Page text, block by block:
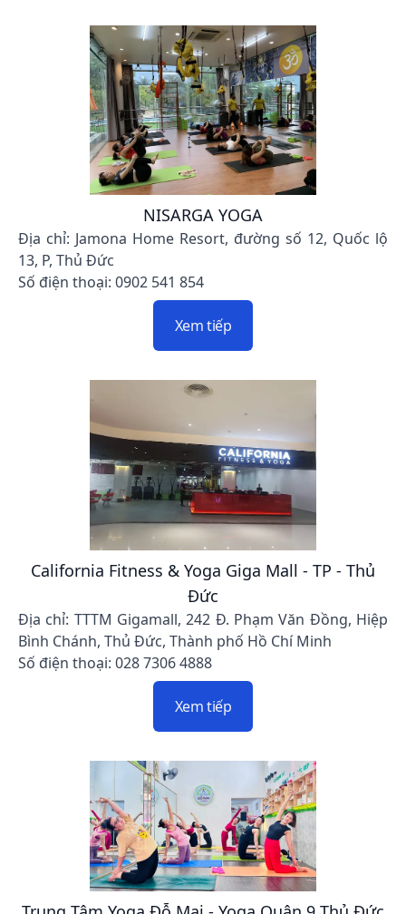
NISARGA YOGA
Địa chỉ: Jamona Home Resort, đường số 12, Quốc lộ
13, P, Thủ Đức
Số điện thoại: 0902 541 854
Xem tiếp
California Fitness & Yoga Giga Mall - TP - Thủ
Đức
Địa chỉ: TTTM Gigamall, 242 Đ. Phạm Văn Đồng, Hiệp
Bình Chánh, Thủ Đức, Thành phố Hồ Chí Minh
Số điện thoại: 028 7306 4888
Xem tiếp